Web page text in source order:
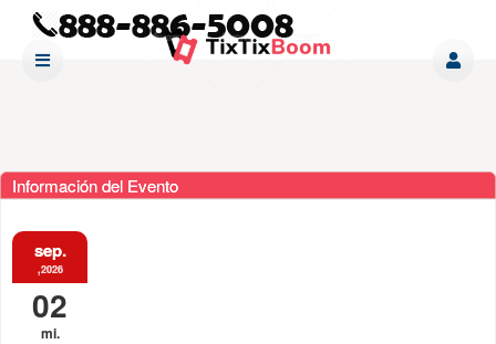
Información del Evento
sep.
,2026
02
mi.